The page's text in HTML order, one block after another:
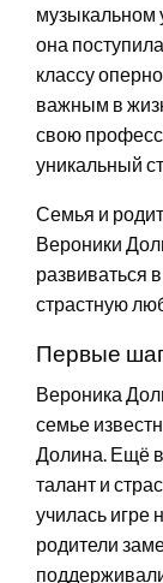
музыкальном
она
классу
важным в
свою
уникальный
Семья и
Вероники
развиваться
страстную
Первые
Вероника
семье
Долина. Ещё
талант и
училась игре
родители